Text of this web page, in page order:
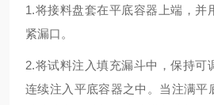
1.将接料盘套在平底容器上端，并
紧漏口。
2.将试料注入填充漏斗中，保持可
连续注入平底容器之中。当注满平